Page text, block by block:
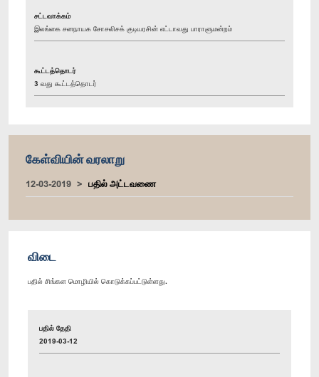
சட்டவாக்கம்
இலங்கை சனநாயக சோசலிசக் குடியரசின் எட்டாவது பாராளுமன்றம்
கூட்டத்தொடர்
3 வது கூட்டத்தொடர்
கேள்வியின் வரலாறு
12-03-2019 பதில் அட்டவணை
விடை
பதில் சிங்கள மொழியில் கொடுக்கப்பட்டுள்ளது.
பதில் தேதி
2019-03-12